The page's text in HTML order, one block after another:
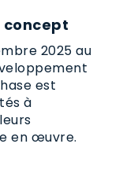
concept
2025 au
est
à
en œuvre.